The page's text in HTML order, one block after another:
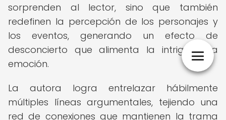
sorprenden al lector, sino que también
redefinen la percepción de los personajes y
los eventos, generando un efecto de
desconcierto que alimenta la intriga y la
emoción.
La autora logra entrelazar hábilmente
múltiples líneas argumentales, tejiendo una
red de conexiones que mantienen la trama